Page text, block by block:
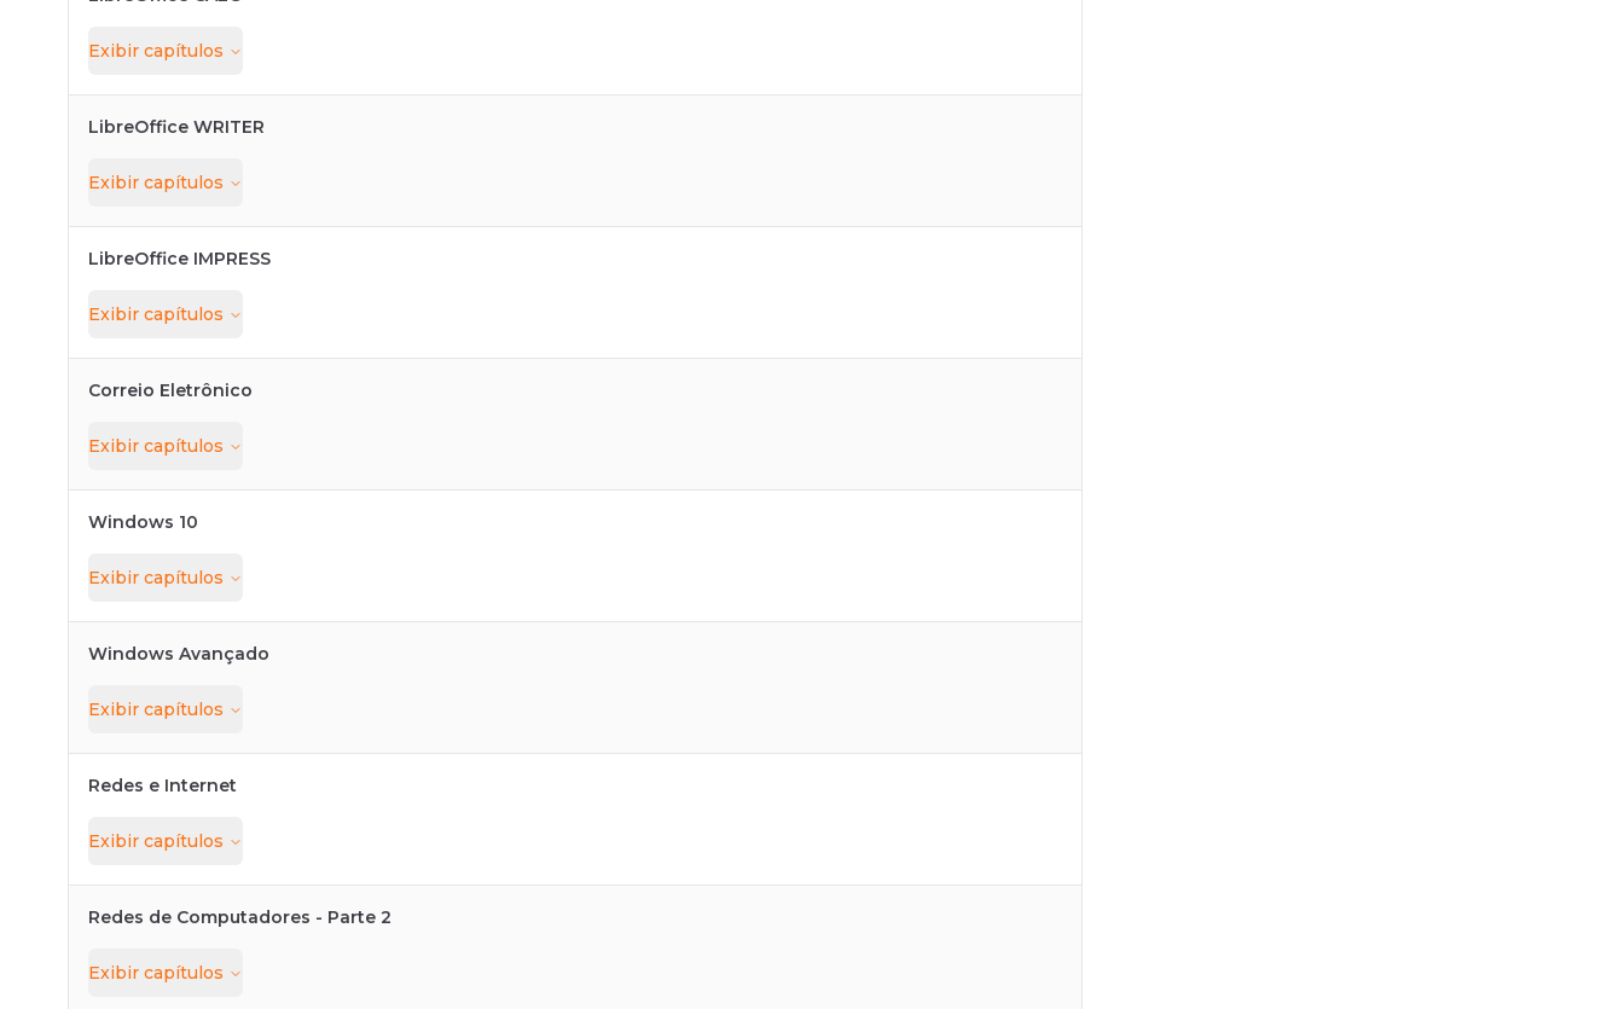
Exibir capítulos
LibreOffice WRITER
Exibir capítulos
LibreOffice IMPRESS
Exibir capítulos
Correio Eletrônico
Exibir capítulos
Windows 10
Exibir capítulos
Windows Avançado
Exibir capítulos
Redes e Internet
Exibir capítulos
Redes de Computadores - Parte 2
Exibir capítulos